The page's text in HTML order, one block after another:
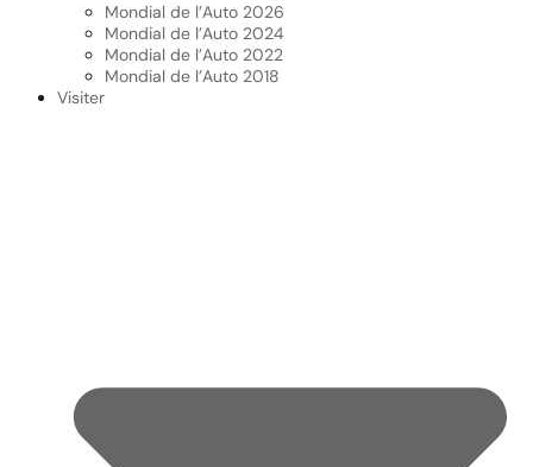
Mondial de l’Auto 2026
Mondial de l’Auto 2024
Mondial de l’Auto 2022
Mondial de l’Auto 2018
Visiter